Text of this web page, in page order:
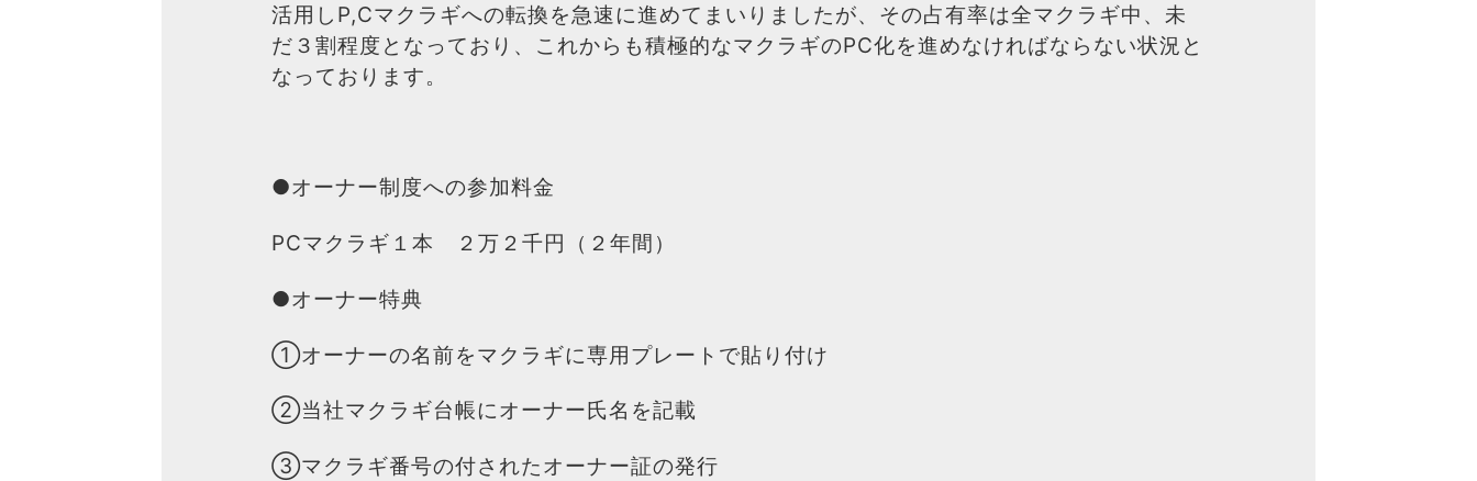
活用しP,Cマクラギへの転換を急速に進めてまいりましたが、その占有率は全マクラギ中、未
だ３割程度となっており、これからも積極的なマクラギのPC化を進めなければならない状況と
なっております。
●オーナー制度への参加料金
PCマクラギ１本 ２万２千円（２年間）
●オーナー特典
①オーナーの名前をマクラギに専用プレートで貼り付け
②当社マクラギ台帳にオーナー氏名を記載
③マクラギ番号の付されたオーナー証の発行